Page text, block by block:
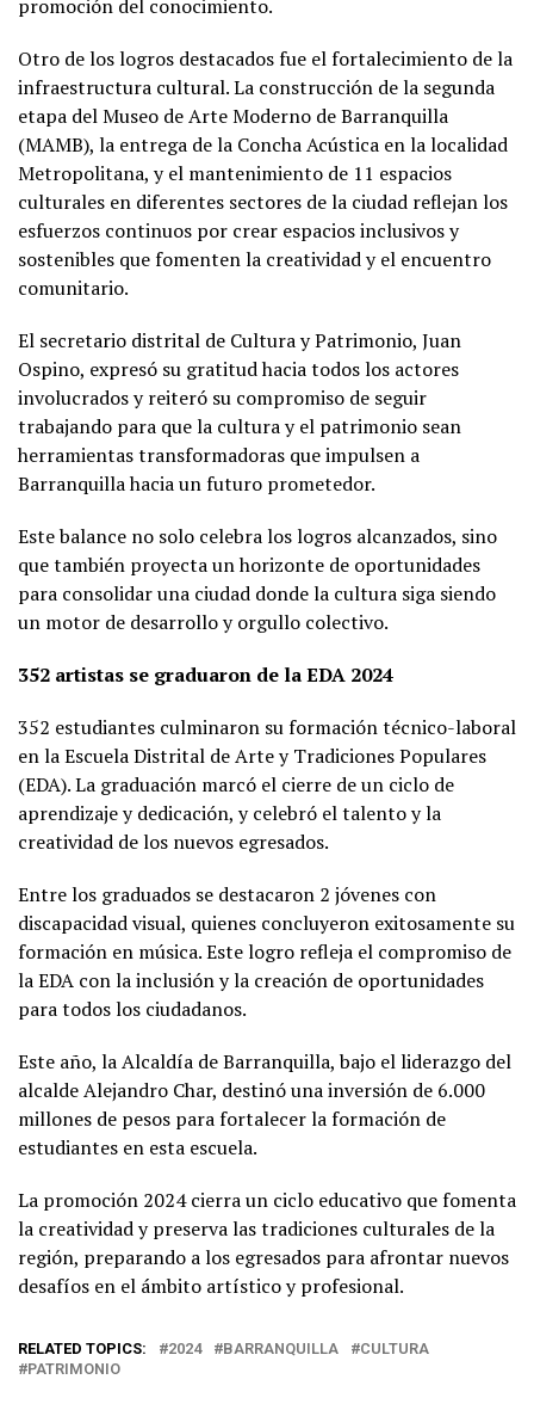
promoción del conocimiento.
Otro de los logros destacados fue el fortalecimiento de la
infraestructura cultural. La construcción de la segunda
etapa del Museo de Arte Moderno de Barranquilla
(MAMB), la entrega de la Concha Acústica en la localidad
Metropolitana, y el mantenimiento de 11 espacios
culturales en diferentes sectores de la ciudad reflejan los
esfuerzos continuos por crear espacios inclusivos y
sostenibles que fomenten la creatividad y el encuentro
comunitario.
El secretario distrital de Cultura y Patrimonio, Juan
Ospino, expresó su gratitud hacia todos los actores
involucrados y reiteró su compromiso de seguir
trabajando para que la cultura y el patrimonio sean
herramientas transformadoras que impulsen a
Barranquilla hacia un futuro prometedor.
Este balance no solo celebra los logros alcanzados, sino
que también proyecta un horizonte de oportunidades
para consolidar una ciudad donde la cultura siga siendo
un motor de desarrollo y orgullo colectivo.
352 artistas se graduaron de la EDA 2024
352 estudiantes culminaron su formación técnico-laboral
en la Escuela Distrital de Arte y Tradiciones Populares
(EDA). La graduación marcó el cierre de un ciclo de
aprendizaje y dedicación, y celebró el talento y la
creatividad de los nuevos egresados.
Entre los graduados se destacaron 2 jóvenes con
discapacidad visual, quienes concluyeron exitosamente su
formación en música. Este logro refleja el compromiso de
la EDA con la inclusión y la creación de oportunidades
para todos los ciudadanos.
Este año, la Alcaldía de Barranquilla, bajo el liderazgo del
alcalde Alejandro Char, destinó una inversión de 6.000
millones de pesos para fortalecer la formación de
estudiantes en esta escuela.
La promoción 2024 cierra un ciclo educativo que fomenta
la creatividad y preserva las tradiciones culturales de la
región, preparando a los egresados para afrontar nuevos
desafíos en el ámbito artístico y profesional.
RELATED TOPICS: 2024 BARRANQUILLA
CULTURA
PATRIMONIO